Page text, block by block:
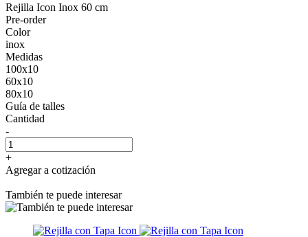
Rejilla Icon Inox 60 cm
Pre-order
Color
inox
Medidas
100x10
60x10
80x10
Guía de talles
Cantidad
-
+
Agregar a cotización
También te puede interesar